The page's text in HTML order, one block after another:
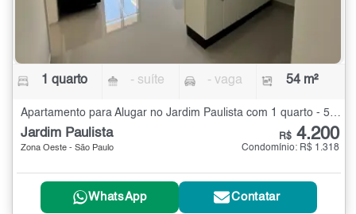
1 quarto - suíte - vaga 54 m²
Jardim Paulista
Zona Oeste - São Paulo
R$ 4.200
Condomínio: R$ 1.318
WhatsApp Contatar